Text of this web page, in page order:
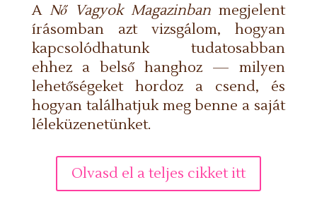
A Nő Vagyok Magazinban megjelent
írásomban azt vizsgálom, hogyan
kapcsolódhatunk tudatosabban
ehhez a belső hanghoz — milyen
lehetőségeket hordoz a csend, és
hogyan találhatjuk meg benne a saját
léleküzenetünket.
Olvasd el a teljes cikket itt